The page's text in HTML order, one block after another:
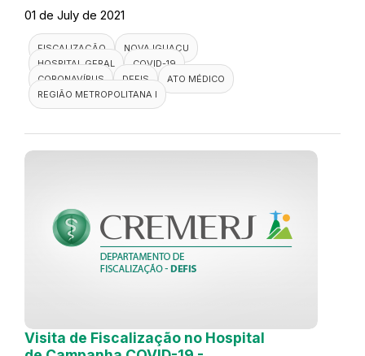
01 de July de 2021
FISCALIZAÇÃO
NOVA IGUAÇU
HOSPITAL GERAL
COVID-19
CORONAVÍRUS
DEFIS
ATO MÉDICO
REGIÃO METROPOLITANA I
Visita de Fiscalização no Hospital